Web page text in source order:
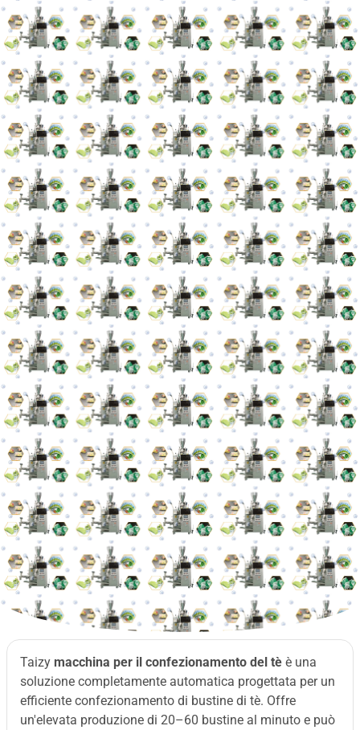
Taizy macchina per il confezionamento del tè è una
soluzione completamente automatica progettata per un
efficiente confezionamento di bustine di tè. Offre
un'elevata produzione di 20–60 bustine al minuto e può